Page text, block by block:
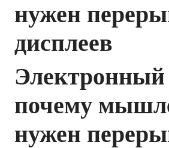
нужен
дисплеев
Электронный
почему
нужен